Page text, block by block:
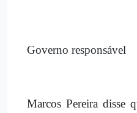
Governo responsável
Marcos Pereira disse